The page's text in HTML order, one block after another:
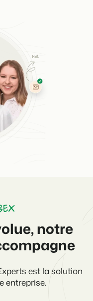
notre
est la solution
entreprise.